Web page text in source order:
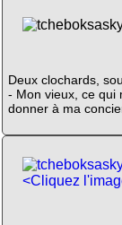
Deux clochards,
- Mon vieux, ce qui
donner à ma
<Cliquez